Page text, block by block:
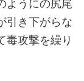
ようにの尻尾
引き下がらな
毒攻撃を繰り